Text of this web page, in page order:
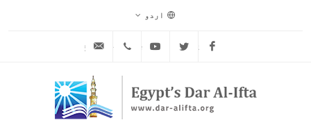
اردو
Facebook
Twitter
Youtube